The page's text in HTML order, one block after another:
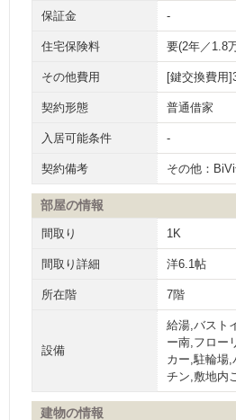
保証金 -
住宅保険料 要(2年／1.8
その他費用 [鍵交換費用
契約形態 普通借家
入居可能条件 -
契約備考 その他：
部屋の情報
間取り 1K
間取り詳細 洋6.1帖
所在階 7階
設備
給湯,バスト
ー南,フロー
カー,駐輪場
チン,敷地内
建物の情報